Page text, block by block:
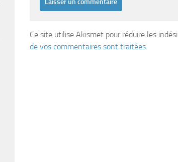
Ce site utilise Akismet pour réduire les
de vos commentaires sont traitées